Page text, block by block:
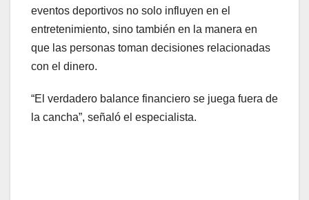
eventos deportivos no solo influyen en el
entretenimiento, sino también en la manera en
que las personas toman decisiones relacionadas
con el dinero.
“El verdadero balance financiero se juega fuera de
la cancha”, señaló el especialista.